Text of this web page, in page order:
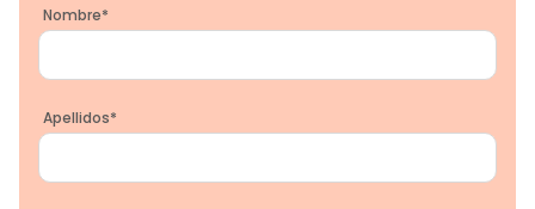
Nombre*
Apellidos*